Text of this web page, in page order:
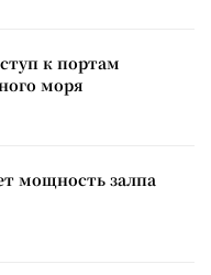
к портам
моря
мощность залпа